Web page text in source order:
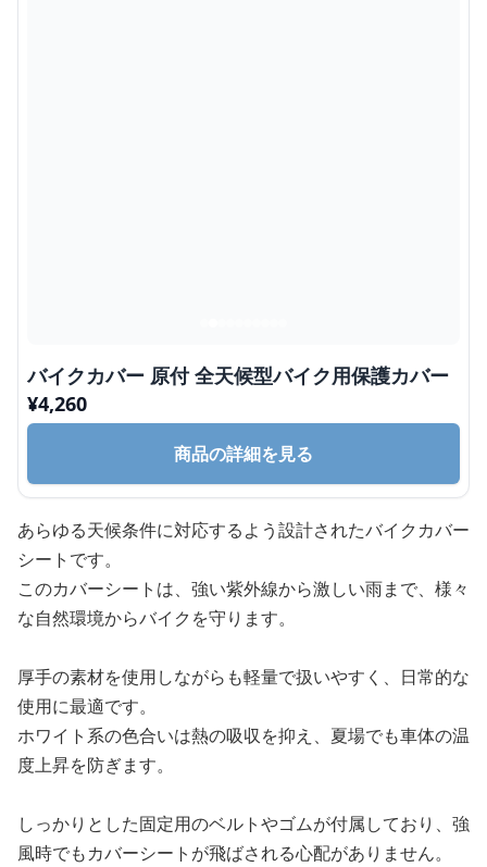
バイクカバー 原付 全天候型バイク用保護カバー
¥4,260
商品の詳細を見る
あらゆる天候条件に対応するよう設計されたバイクカバー
シートです。
このカバーシートは、強い紫外線から激しい雨まで、様々
な自然環境からバイクを守ります。
厚手の素材を使用しながらも軽量で扱いやすく、日常的な
使用に最適です。
ホワイト系の色合いは熱の吸収を抑え、夏場でも車体の温
度上昇を防ぎます。
しっかりとした固定用のベルトやゴムが付属しており、強
風時でもカバーシートが飛ばされる心配がありません。